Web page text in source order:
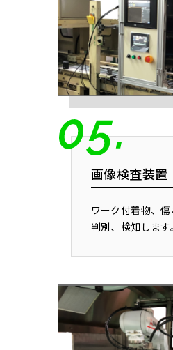
画像検査装置
ワーク付着物、
判別、検知します。